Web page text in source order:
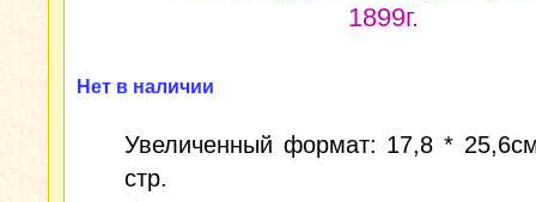
1899г.
Нет в наличии
Увеличенный формат: 17,8 *
стр.